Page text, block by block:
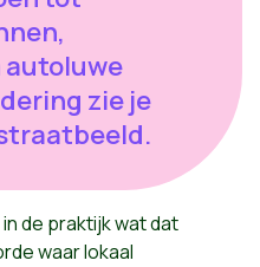
autoluwe
zie je
de praktijk wat dat
waar lokaal